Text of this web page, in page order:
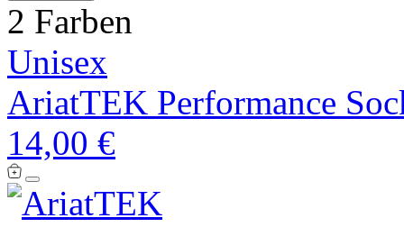
2 Farben
Unisex
AriatTEK Performance
14,00 €